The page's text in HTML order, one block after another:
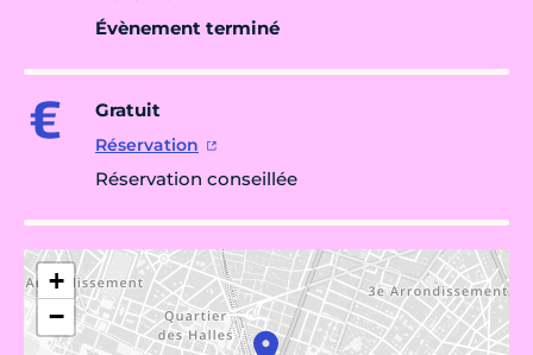
Évènement terminé
Gratuit
Réservation
Réservation conseillée
+
−